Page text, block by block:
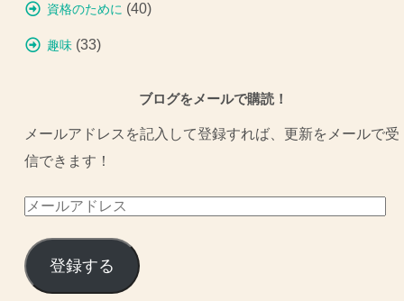
資格のために (40)
趣味 (33)
ブログをメールで購読！
メールアドレスを記入して登録すれば、更新をメールで受
信できます！
メ
ル
ア
登録する